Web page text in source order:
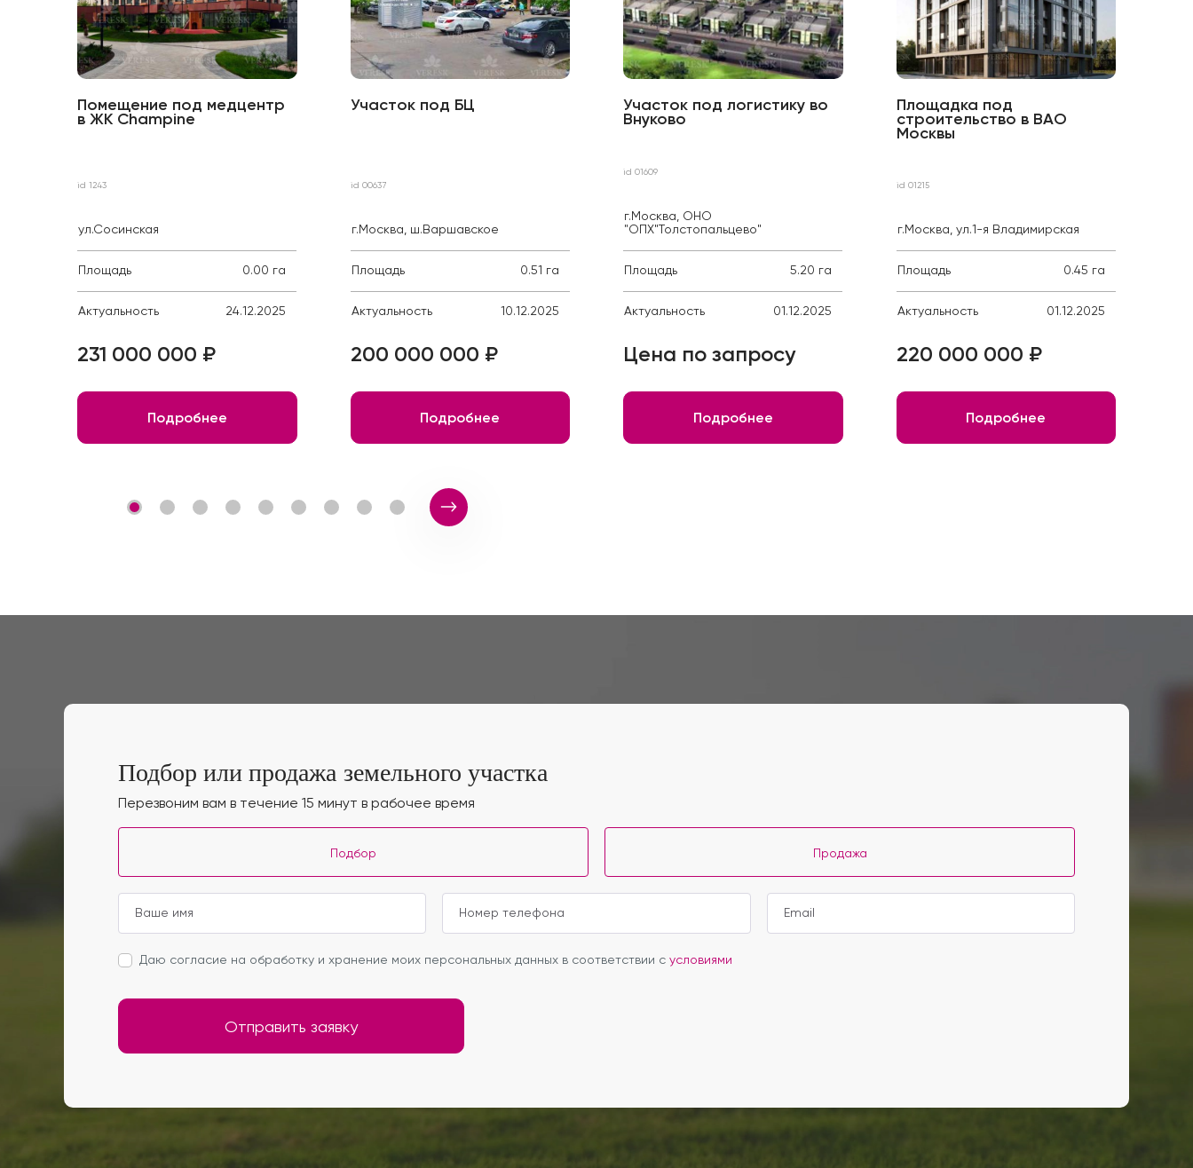
Помещение под медцентр
в ЖК Сhampine
id 1243
ул.Сосинская
Площадь 0.00 га
Актуальность 24.12.2025
231 000 000 ₽
Подробнее
Участок под БЦ
id 00637
г.Москва, ш.Варшавское
Площадь 0.51 га
Актуальность 10.12.2025
200 000 000 ₽
Подробнее
Участок под логистику во
Внуково
id 01609
г.Москва, ОНО
"ОПХ"Толстопальцево"
Площадь 5.20 га
Актуальность 01.12.2025
Цена по запросу
Подробнее
Площадка под
строительство в ВАО
Москвы
id 01215
г.Москва, ул.1-я Владимирская
Площадь 0.45 га
Актуальность 01.12.2025
220 000 000 ₽
Подробнее
Подбор или продажа земельного участка
Перезвоним вам в течение 15 минут в рабочее время
Подбор Продажа
Даю согласие на обработку и хранение моих персональных данных в соответствии с условиями
Отправить заявку